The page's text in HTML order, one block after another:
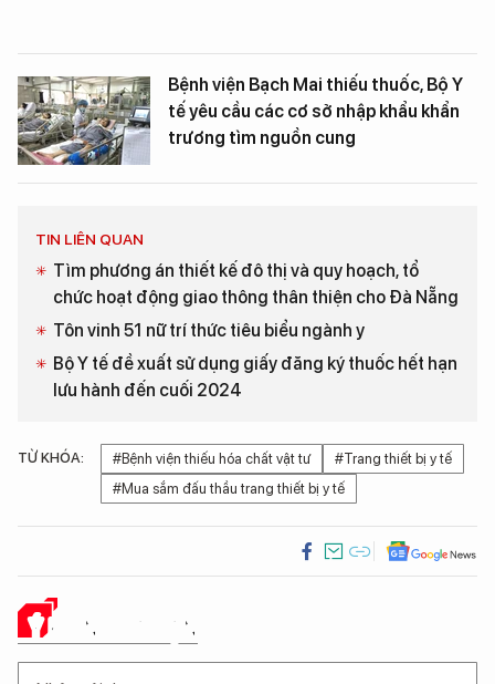
Bệnh viện Bạch Mai thiếu thuốc, Bộ Y
tế yêu cầu các cơ sở nhập khẩu khẩn
trương tìm nguồn cung
TIN LIÊN QUAN
Tìm phương án thiết kế đô thị và quy hoạch, tổ
chức hoạt động giao thông thân thiện cho Đà Nẵng
Tôn vinh 51 nữ trí thức tiêu biểu ngành y
Bộ Y tế đề xuất sử dụng giấy đăng ký thuốc hết hạn
lưu hành đến cuối 2024
TỪ KHÓA: #Bệnh viện thiếu hóa chất vật tư
#Trang thiết bị y tế
#Mua sắm đấu thầu trang thiết bị y tế
Ý KIẾN CỦA BẠN